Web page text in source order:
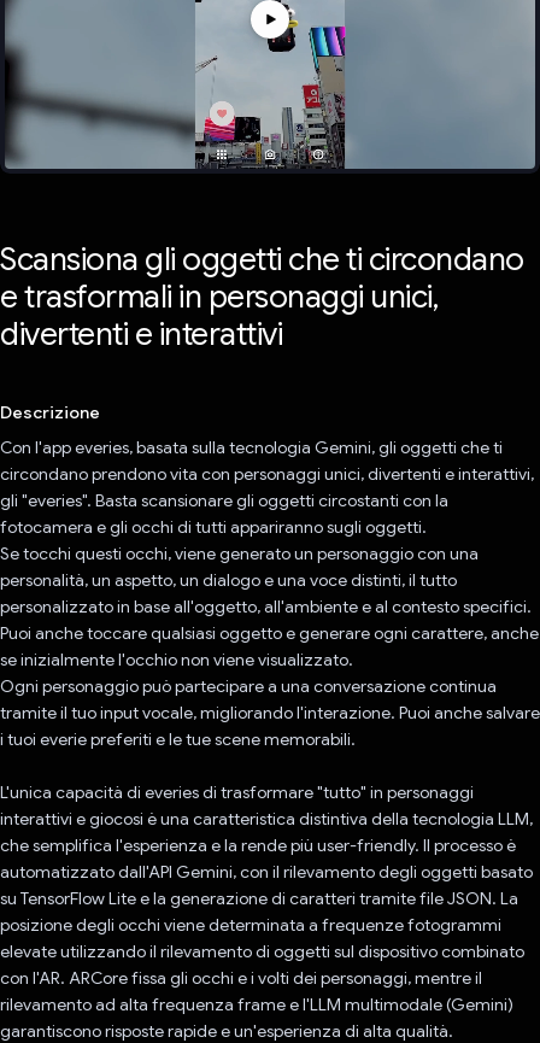
Scansiona gli oggetti che ti circondano
e trasformali in personaggi unici,
divertenti e interattivi
Descrizione
Con l'app everies, basata sulla tecnologia Gemini, gli oggetti che ti
circondano prendono vita con personaggi unici, divertenti e interattivi,
gli "everies". Basta scansionare gli oggetti circostanti con la
fotocamera e gli occhi di tutti appariranno sugli oggetti.
Se tocchi questi occhi, viene generato un personaggio con una
personalità, un aspetto, un dialogo e una voce distinti, il tutto
personalizzato in base all'oggetto, all'ambiente e al contesto specifici.
Puoi anche toccare qualsiasi oggetto e generare ogni carattere, anche
se inizialmente l'occhio non viene visualizzato.
Ogni personaggio può partecipare a una conversazione continua
tramite il tuo input vocale, migliorando l'interazione. Puoi anche salvare
i tuoi everie preferiti e le tue scene memorabili.
L'unica capacità di everies di trasformare "tutto" in personaggi
interattivi e giocosi è una caratteristica distintiva della tecnologia LLM,
che semplifica l'esperienza e la rende più user-friendly. Il processo è
automatizzato dall'API Gemini, con il rilevamento degli oggetti basato
su TensorFlow Lite e la generazione di caratteri tramite file JSON. La
posizione degli occhi viene determinata a frequenze fotogrammi
elevate utilizzando il rilevamento di oggetti sul dispositivo combinato
con l'AR. ARCore fissa gli occhi e i volti dei personaggi, mentre il
rilevamento ad alta frequenza frame e l'LLM multimodale (Gemini)
garantiscono risposte rapide e un'esperienza di alta qualità.